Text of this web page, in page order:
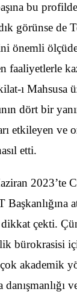
bu
görünse de
önemli ölçüde
faaliyetlerle
ı Mahsusa
dört bir
etkileyen ve
etti.
2023’te
çekti.
bürokrasisi
akademik